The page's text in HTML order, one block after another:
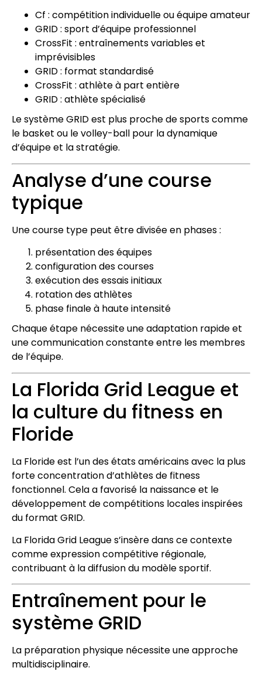
Cf : compétition individuelle ou équipe amateur
GRID : sport d’équipe professionnel
CrossFit : entraînements variables et
imprévisibles
GRID : format standardisé
CrossFit : athlète à part entière
GRID : athlète spécialisé
Le système GRID est plus proche de sports comme
le basket ou le volley-ball pour la dynamique
d’équipe et la stratégie.
Analyse d’une course
typique
Une course type peut être divisée en phases :
présentation des équipes
configuration des courses
exécution des essais initiaux
rotation des athlètes
phase finale à haute intensité
Chaque étape nécessite une adaptation rapide et
une communication constante entre les membres
de l’équipe.
La Florida Grid League et
la culture du fitness en
Floride
La Floride est l’un des états américains avec la plus
forte concentration d’athlètes de fitness
fonctionnel. Cela a favorisé la naissance et le
développement de compétitions locales inspirées
du format GRID.
La Florida Grid League s’insère dans ce contexte
comme expression compétitive régionale,
contribuant à la diffusion du modèle sportif.
Entraînement pour le
système GRID
La préparation physique nécessite une approche
multidisciplinaire.